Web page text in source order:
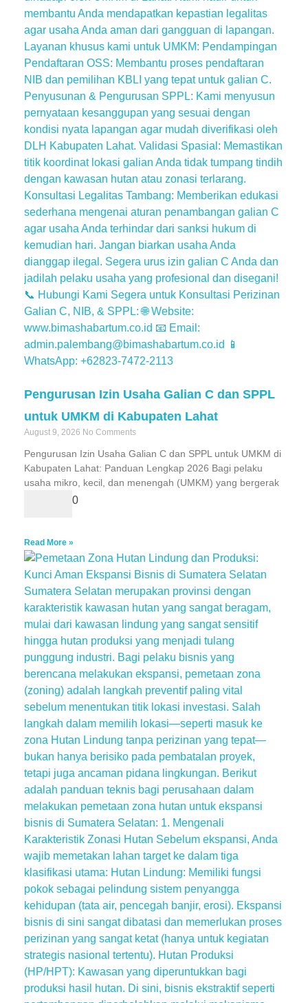
Pengurusan Izin Usaha Galian C dan SPPL
untuk UMKM di Kabupaten Lahat
August 9, 2026 No Comments
Pengurusan Izin Usaha Galian C dan SPPL untuk UMKM di
Kabupaten Lahat: Panduan Lengkap 2026 Bagi pelaku
usaha mikro, kecil, dan menengah (UMKM) yang bergerak
0
Read More »